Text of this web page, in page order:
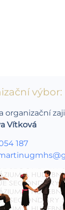
výbor:
organizační
Vítková
187